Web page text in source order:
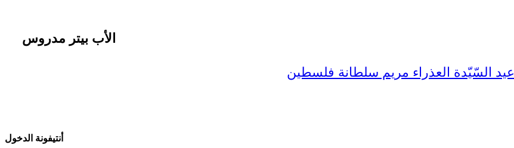
الأب بيتر مدروس
عيد السّيّدة العذراء مريم سلطانة فلسطين
أنتيفونة الدخول